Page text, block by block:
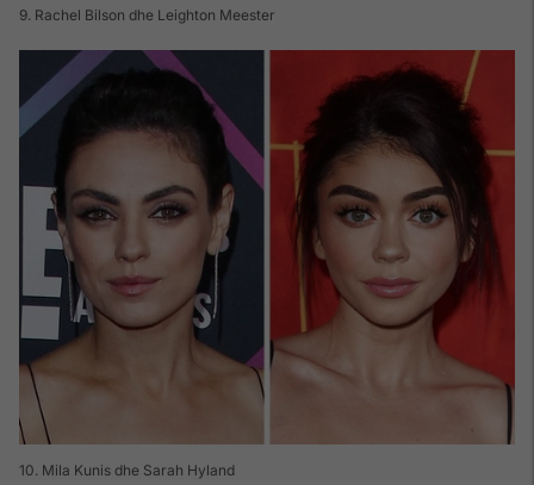
9. Rachel Bilson dhe Leighton Meester
10. Mila Kunis dhe Sarah Hyland